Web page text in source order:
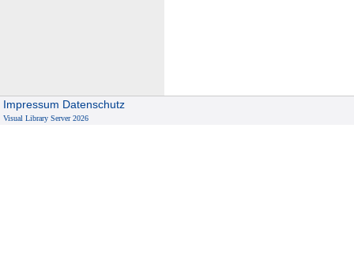
Impressum Datenschutz
Visual Library Server 2026